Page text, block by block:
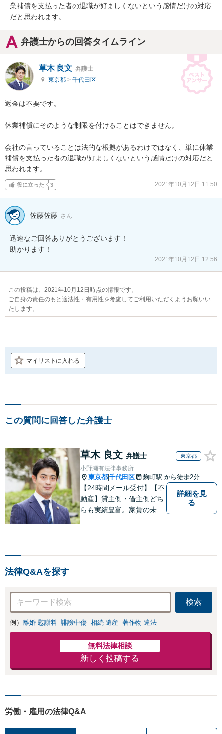
業補償を支払った者の退職が好ましくないという感情だけの対応
だと思われます。
弁護士からの回答タイムライン
草木 良文 弁護士
東京都 > 千代田区
返金は不要です。
休業補償にそのような制限を付けることはできません。
会社の言っていることは法的な根拠があるわけではなく、単に休業
補償を支払った者の退職が好ましくないという感情だけの対応だと
思われます。
役に立った 3 2021年10月12日 11:50
佐藤佐藤 さん
迅速なご回答ありがとうございます！
助かります！
2021年10月12日 12:56
この投稿は、2021年10月12日時点の情報です。
ご自身の責任のもと適法性・有用性を考慮してご利用いただくようお願いい
たします。
マイリストに入れる
この質問に回答した弁護士
草木 良文 弁護士 東京都
小野瀬有法律事務所
東京都 千代田区 麹町駅 から徒歩2分
【24時間メール受付】【不
動産】貸主側・借主側どち
らも実績豊富。家賃の未払
詳細を見
る
法律Q&Aを探す
検索
例） 離婚 慰謝料 誹謗中傷 相続 遺産 著作物 違法
無料法律相談
新しく投稿する
労働・雇用の法律Q&A